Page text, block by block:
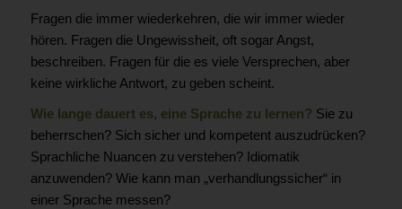
Fragen die immer wiederkehren, die wir immer wieder
hören. Fragen die Ungewissheit, oft sogar Angst,
beschreiben. Fragen für die es viele Versprechen, aber
keine wirkliche Antwort, zu geben scheint.
Wie lange dauert es, eine Sprache zu lernen? Sie zu
beherrschen? Sich sicher und kompetent auszudrücken?
Sprachliche Nuancen zu verstehen? Idiomatik
anzuwenden? Wie kann man „verhandlungssicher“ in
einer Sprache messen?